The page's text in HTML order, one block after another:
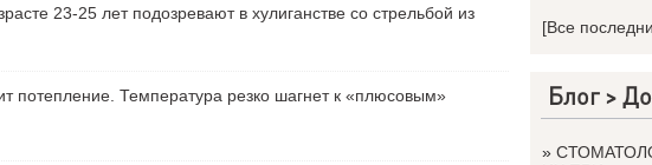
23-25 лет подозревают в хулиганстве со стрельбой из
потепление. Температура резко шагнет к «плюсовым»
[Все
Блог >
»